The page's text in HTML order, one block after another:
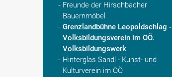
Freunde der Hirschbacher
Bauernmöbel
Grenzlandbühne Leopoldschlag -
Volksbildungsverein im OÖ.
Volksbildungswerk
Hinterglas Sandl - Kunst- und
Kulturverein im OÖ